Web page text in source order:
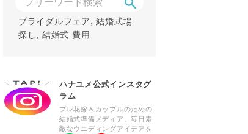
ブライダルフェア,結婚式場
探し, 結婚式 費用
ハナユメ公式インスタグ
ラム
プレ花嫁＆カップルのための
結婚式準備メディア。毎日素
敵なウエディングアイデアを